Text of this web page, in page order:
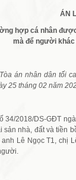
ÁN
hợp cá nhân
mà để người khác
án nhân dân tối
25 tháng 02 năm
34/2018/DS-GĐT
sản nhà, đất và
Lê Ngọc T1, chị